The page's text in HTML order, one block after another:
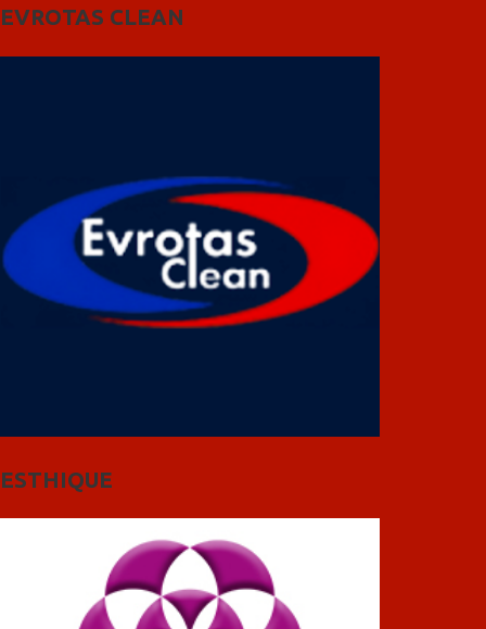
EVROTAS CLEAN
ESTHIQUE